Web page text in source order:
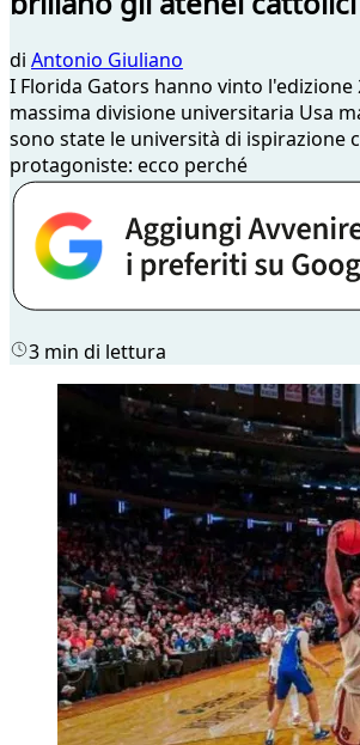
di Antonio Giuliano
I Florida Gators hanno vinto l'edizione
massima divisione universitaria Usa
sono state le università di ispirazione
protagoniste: ecco perché
3 min di lettura